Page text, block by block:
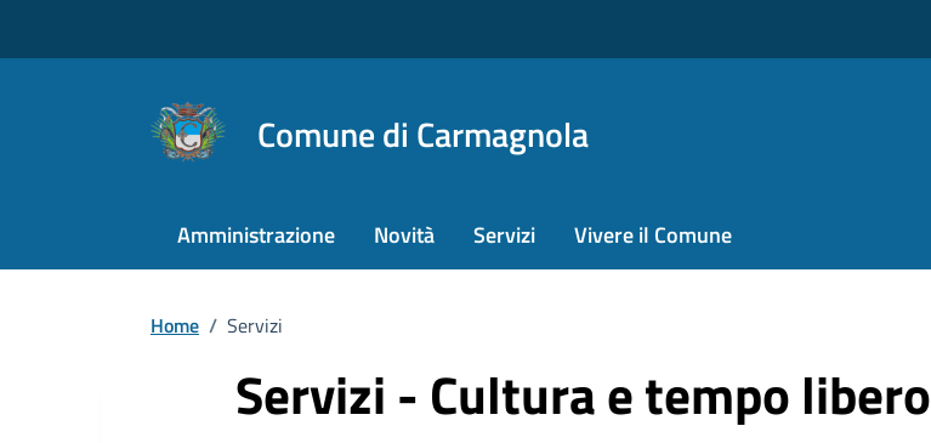
Comune di Carmagnola
Amministrazione Novità Servizi Vivere il Comune
Home / Servizi
Servizi - Cultura e tempo libero